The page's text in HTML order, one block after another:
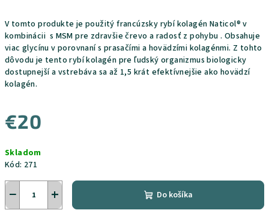
V tomto produkte je použitý francúzsky rybí kolagén Naticol® v
kombinácii s MSM pre zdravšie črevo a radosť z pohybu . Obsahuje
viac glycínu v porovnaní s prasačími a hovädzími kolagénmi. Z tohto
dôvodu je tentorybí kolagén pre ľudský organizmus biologicky
dostupnejšía vstrebáva sa až 1,5 krát efektívnejšie ako hovädzí
kolagén.
€20
cena:
Skladom
Kód: 271
+
− Do košíka